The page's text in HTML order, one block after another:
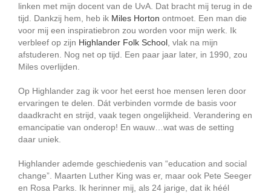
linken met mijn docent van de UvA. Dat bracht mij terug in de
tijd. Dankzij hem, heb ik Miles Horton ontmoet. Een man die
voor mij een inspiratiebron zou worden voor mijn werk. Ik
verbleef op zijn Highlander Folk School , vlak na mijn
afstuderen. Nog net op tijd. Een paar jaar later, in 1990, zou
Miles overlijden.
Op Highlander zag ik voor het eerst hoe mensen leren door
ervaringen te delen. Dát verbinden vormde de basis voor
daadkracht en strijd, vaak tegen ongelijkheid. Verandering en
emancipatie van onderop! En wauw…wat was de setting
daar uniek.
Highlander ademde geschiedenis van “education and social
change”. Maarten Luther King was er, maar ook Pete Seeger
en Rosa Parks. Ik herinner mij, als 24 jarige, dat ik héél